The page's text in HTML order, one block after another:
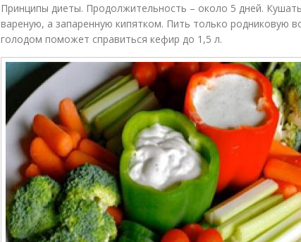
Принципы диеты. Продолжительность – около 5 дней.
вареную, а запаренную кипятком. Пить только родниковую
голодом поможет справиться кефир до 1,5 л.